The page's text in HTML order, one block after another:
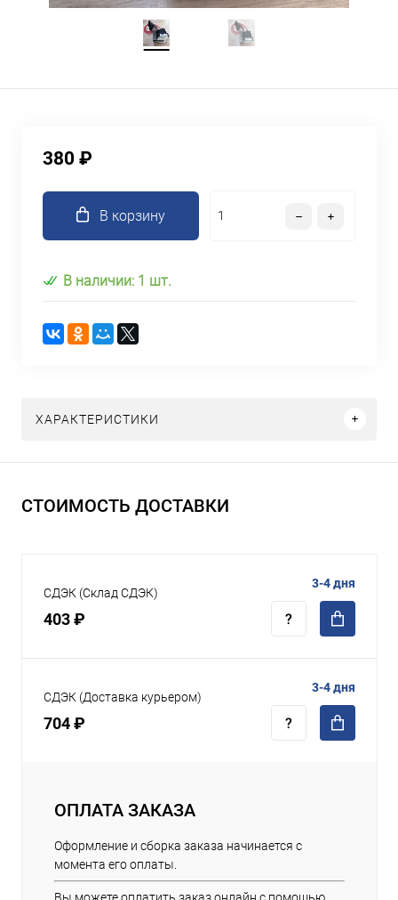
380 ₽
В корзину
В наличии: 1 шт.
ХАРАКТЕРИСТИКИ
СТОИМОСТЬ ДОСТАВКИ
СДЭК (Склад СДЭК)
403 ₽
3-4 дня
СДЭК (Доставка курьером)
704 ₽
3-4 дня
ОПЛАТА ЗАКАЗА
Оформление и сборка заказа начинается с
момента его оплаты.
Вы можете оплатить заказ онлайн с помощью